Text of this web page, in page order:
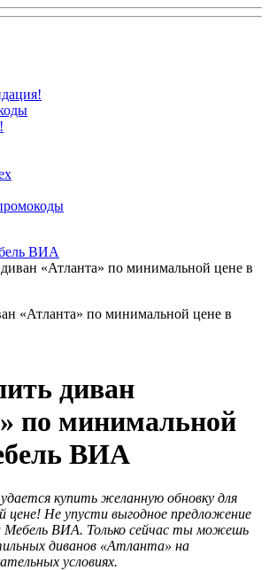
ВИА
«Атланта» по минимальной цене в
диван
по минимальной
ВИА
купить желанную обновку для
цене! Не упусти выгодное предложение
Мебель ВИА. Только сейчас ты можешь
диванов «Атланта» на
условиях.